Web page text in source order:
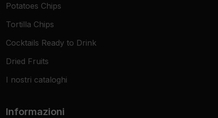
Potatoes Chips
Tortilla Chips
Cocktails Ready to Drink
Dried Fruits
I nostri cataloghi
Informazioni